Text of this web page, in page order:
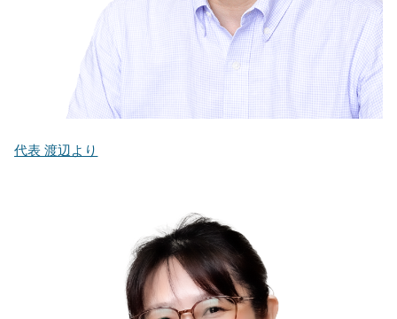
代表 渡辺より